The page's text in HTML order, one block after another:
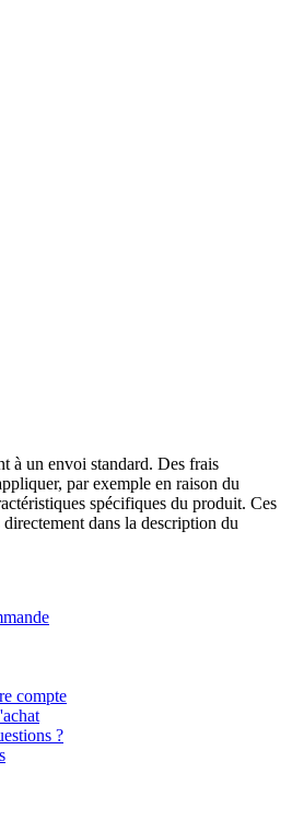
à un envoi standard. Des frais
par exemple en raison du
spécifiques du produit. Ces
dans la description du
compte
?